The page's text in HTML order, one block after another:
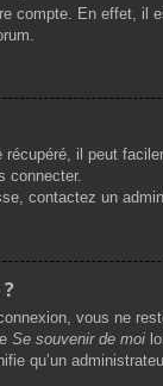
compte. En effet,
il peut
connecter.
contactez un
vous ne
Se souvenir de moi
qu’un